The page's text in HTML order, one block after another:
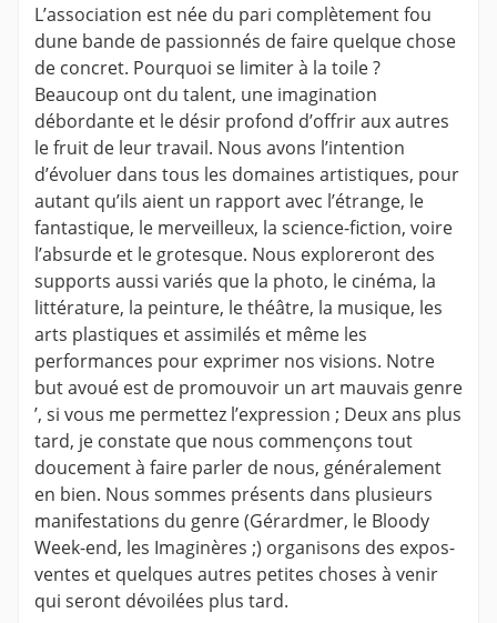
L’association est née du pari complètement fou
dune bande de passionnés de faire quelque chose
de concret. Pourquoi se limiter à la toile ?
Beaucoup ont du talent, une imagination
débordante et le désir profond d’offrir aux autres
le fruit de leur travail. Nous avons l’intention
d’évoluer dans tous les domaines artistiques, pour
autant qu’ils aient un rapport avec l’étrange, le
fantastique, le merveilleux, la science-fiction, voire
l’absurde et le grotesque. Nous exploreront des
supports aussi variés que la photo, le cinéma, la
littérature, la peinture, le théâtre, la musique, les
arts plastiques et assimilés et même les
performances pour exprimer nos visions. Notre
but avoué est de promouvoir un art mauvais genre
’, si vous me permettez l’expression ; Deux ans plus
tard, je constate que nous commençons tout
doucement à faire parler de nous, généralement
en bien. Nous sommes présents dans plusieurs
manifestations du genre (Gérardmer, le Bloody
Week-end, les Imaginères ;) organisons des expos-
ventes et quelques autres petites choses à venir
qui seront dévoilées plus tard.